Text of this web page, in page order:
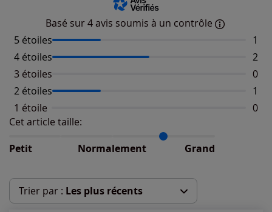
Basé sur 4 avis soumis à un contrôle
5 étoiles
1
4 étoiles
2
3 étoiles
0
2 étoiles
1
1 étoile
0
Cet article taille:
Petit
Normalement Grand
Répartition du taillant selon les avis clients
Taille petit : 0%
Taille grand : 50%
Trier par : Les plus récents